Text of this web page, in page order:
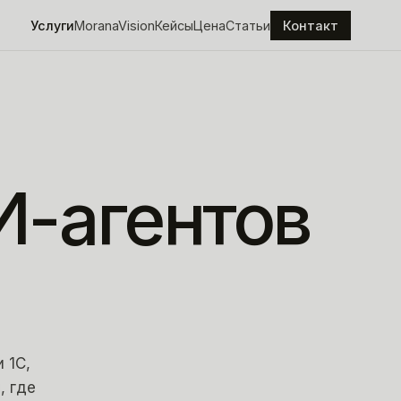
УслугиMoranaVisionКейсыЦенаСтатьи Контакт
агентов
1С,
где